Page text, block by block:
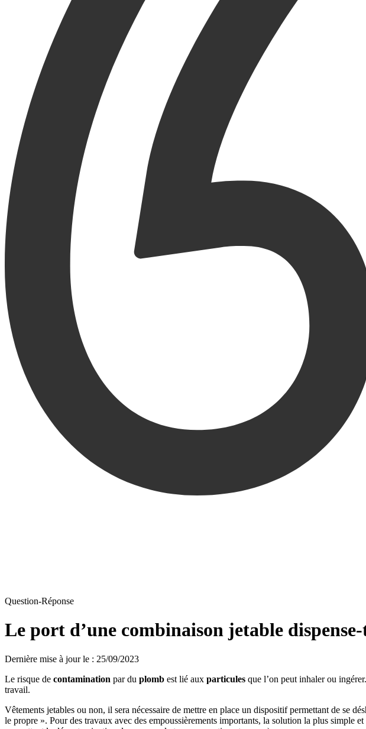
Question-Réponse
Le port d’une combinaison jetable
Dernière mise à jour le : 25/09/2023
Le risque de contamination par du plomb est lié aux particules que l’on peut inhaler ou
travail.
Vêtements jetables ou non, il sera nécessaire de mettre en place un dispositif permettant de se
le propre ». Pour des travaux avec des empoussièrements importants, la solution la plus simple